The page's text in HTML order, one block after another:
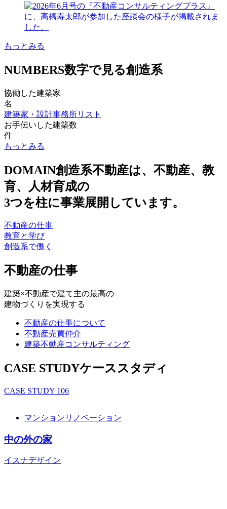
もっとみる
NUMBERS数字で見る創造系
協働した建築家
名
建築家・設計事務所リスト
お手伝いした建築数
件
もっとみる
DOMAIN創造系不動産は、不動産、教
育、人材育成の
3つを柱に事業展開しています。
不動産の仕事
教育と学び
創造系で働く
不動産の仕事
建築×不動産で建て主の最高の
建物づくりを実現する
不動産の仕事について
不動産売買仲介
建築不動産コンサルティング
CASE STUDYケーススタディ
CASE STUDY 106
マンションリノベーション
中の外の家
イスナデザイン